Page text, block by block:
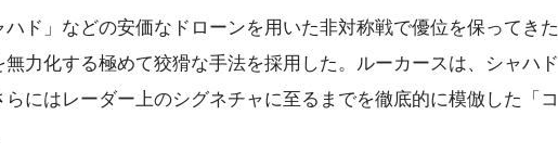
ド」などの安価なドローンを用いた非対称戦で優位を保ってきた
力化する極めて狡猾な手法を採用した。ルーカースは、シャハド
にはレーダー上のシグネチャに至るまでを徹底的に模倣した「コ